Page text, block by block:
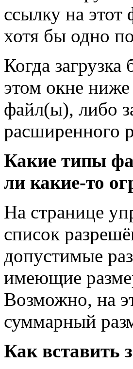
ссылку на
хотя бы одно
Когда
этом окне
файл(ы), либо
расширенного
Какие типы
ли какие-то
На странице
список
допустимые
имеющие
Возможно, на
суммарный
Как вставить